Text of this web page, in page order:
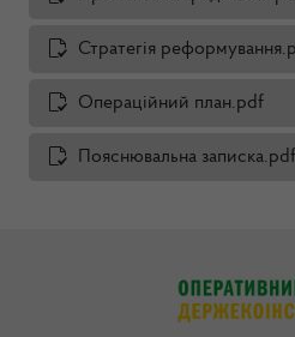
Стратегія
Операційний план.pdf
Пояснювальна записка.pdf